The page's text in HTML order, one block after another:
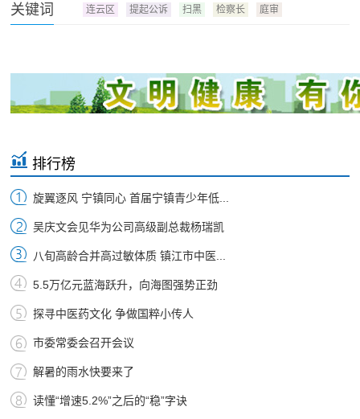
关键词 连云区 提起公诉 扫黑 检察长 庭审
排行榜
旋翼逐风 宁镇同心 首届宁镇青少年低...
吴庆文会见华为公司高级副总裁杨瑞凯
八旬高龄合并高过敏体质 镇江市中医...
5.5万亿元蓝海跃升，向海图强势正劲
探寻中医药文化 争做国粹小传人
市委常委会召开会议
解暑的雨水快要来了
读懂“增速5.2%”之后的“稳”字诀